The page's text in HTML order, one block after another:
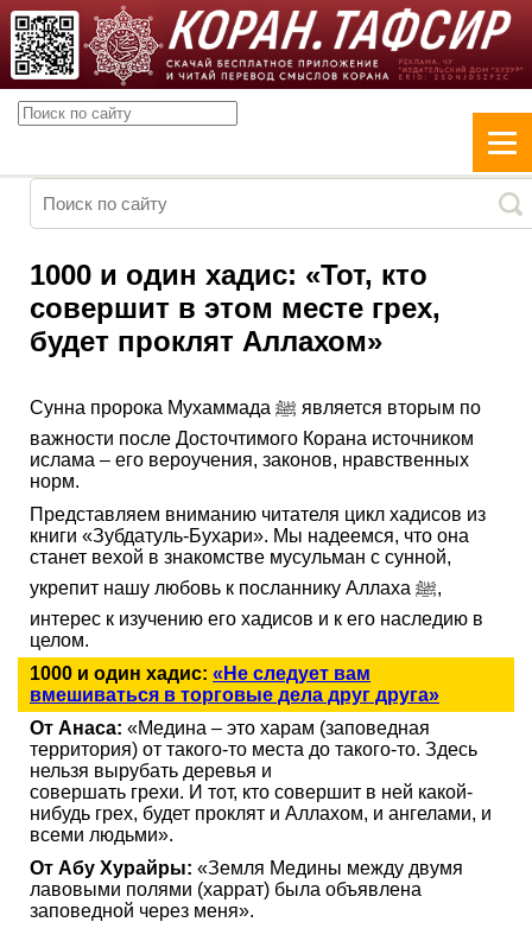
1000 и один хадис: «Тот, кто
совершит в этом месте грех,
будет проклят Аллахом»
Сунна пророка Мухаммада ﷺ является вторым по
важности после Досточтимого Корана источником
ислама – его вероучения, законов, нравственных
норм.
Представляем вниманию читателя цикл хадисов из
книги «Зубдатуль-Бухари». Мы надеемся, что она
станет вехой в знакомстве мусульман с сунной,
укрепит нашу любовь к посланнику Аллаха ﷺ,
интерес к изучению его хадисов и к его наследию в
целом.
1000 и один хадис: «Не следует вам
вмешиваться в торговые дела друг друга»
От Анаса: «Медина – это харам (заповедная
территория) от такого-то места до такого-то. Здесь
нельзя вырубать деревья и
совершать грехи. И тот, кто совершит в ней какой-
нибудь грех, будет проклят и Аллахом, и ангелами, и
всеми людьми».
От Абу Хурайры: «Земля Медины между двумя
лавовыми полями (харрат) была объявлена
заповедной через меня».